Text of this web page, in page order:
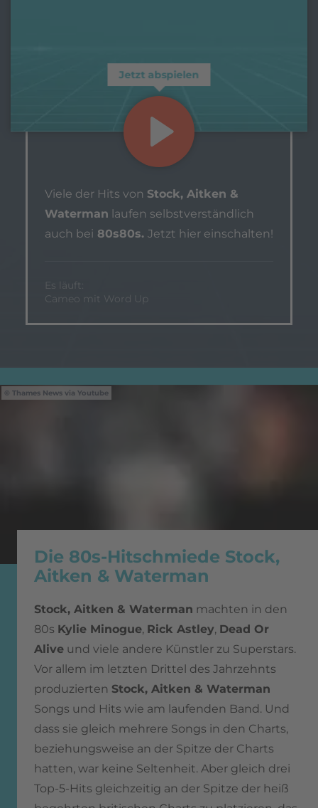
Jetzt abspielen
Viele der Hits von Stock, Aitken &
Waterman laufen selbstverständlich
auch bei 80s80s. Jetzt hier einschalten!
Es läuft:
Cameo mit Word Up
Thames News via Youtube
Die 80s-Hitschmiede Stock,
Aitken & Waterman
Stock, Aitken & Waterman machten in den
80s Kylie Minogue, Rick Astley, Dead Or
Alive und viele andere Künstler zu Superstars.
Vor allem im letzten Drittel des Jahrzehnts
produzierten Stock, Aitken & Waterman
Songs und Hits wie am laufenden Band. Und
dass sie gleich mehrere Songs in den Charts,
beziehungsweise an der Spitze der Charts
hatten, war keine Seltenheit. Aber gleich drei
Top-5-Hits gleichzeitig an der Spitze der heiß